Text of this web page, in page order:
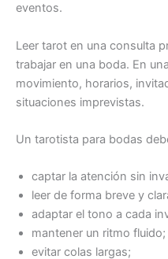
eventos.
Leer tarot en una consulta
trabajar en una boda. En
movimiento, horarios,
situaciones imprevistas.
Un tarotista para bodas
captar la atención sin
leer de forma breve y
adaptar el tono a cada
mantener un ritmo fluido;
evitar colas largas;